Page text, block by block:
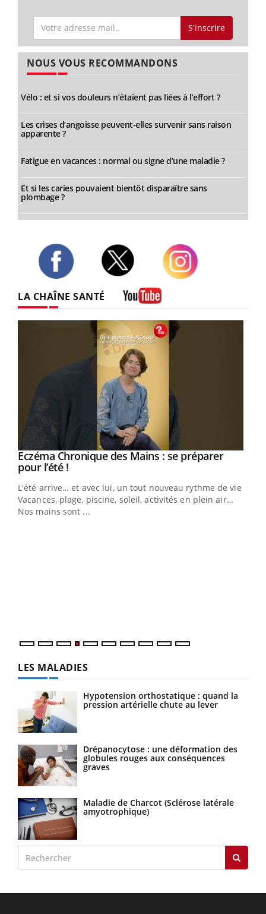
S'inscrire
NOUS VOUS RECOMMANDONS
Vélo : et si vos douleurs n’étaient pas liées à l’effort ?
Les crises d’angoisse peuvent-elles survenir sans raison
apparente ?
Fatigue en vacances : normal ou signe d’une maladie ?
Et si les caries pouvaient bientôt disparaître sans
plombage ?
LA CHAÎNE SANTÉ
Youtube
Eczéma Chronique des Mains : se préparer
pour l’été !Youtube
L'été arrive… et avec lui, un tout nouveau rythme de vie !
Vacances, plage, piscine, soleil, activités en plein air…
Nos mains sont ...
LES MALADIES
Hypotension orthostatique : quand la
pression artérielle chute au lever
Drépanocytose : une déformation des
globules rouges aux conséquences
graves
Maladie de Charcot (Sclérose latérale
amyotrophique)